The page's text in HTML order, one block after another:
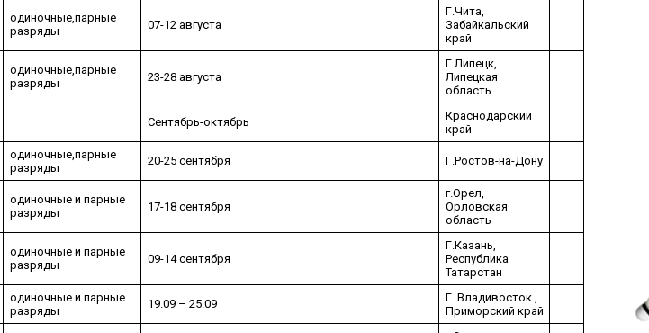
одиночные,парные
разряды
07-12 августа
Г.Чита,
Забайкальский
край
одиночные,парные
разряды
23-28 августа
Г.Липецк,
Липецкая
область
Сентябрь-октябрь
Краснодарский
край
одиночные,парные
разряды
20-25 сентября Г.Ростов-на-Дону
одиночные и парные
разряды
17-18 сентября
г.​Орел,
Орловская
область
одиночные и парные
разряды
09-14 сентября
Г.Казань,
Республика
Татарстан
одиночные и парные
разряды
19.09 – 25.09
Г. Владивосток ,
Приморский край